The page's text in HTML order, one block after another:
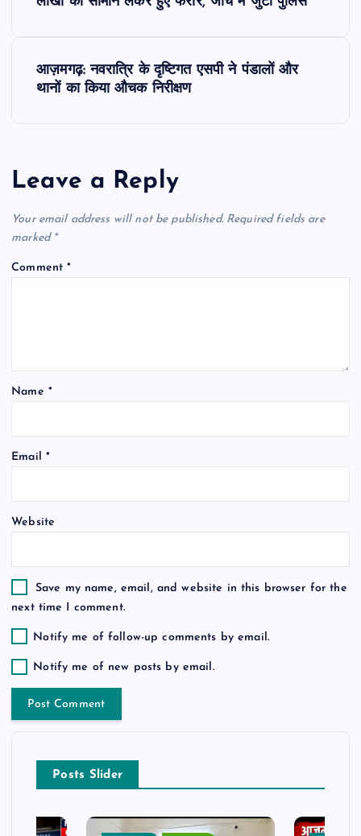
a
v
i
i
आज़मगढ़: नवरात्रि के दृष्टिगत एसपी ने पंडालों और
थानों का किया औचक निरीक्षण
Leave a Reply
Your email address will not be published. Required fields are
marked *
Comment*
Name *
Email *
Website
Save my name, email, and website in this browser for the
next time I comment.
Notify me of follow-up comments by email.
Notify me of new posts by email.
Posts Slider